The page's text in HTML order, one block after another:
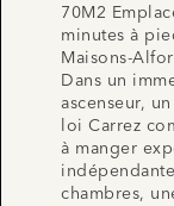
70M2
minutes à
Maisons-
Dans un
ascenseur,
loi Carrez
à manger
chambres,